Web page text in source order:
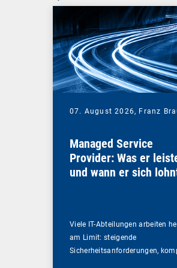
07. August 2026, Franz
Managed Service
Provider: Was er
und wann er sich
Viele IT-Abteilungen arbeiten
am Limit: steigende
Sicherheitsanforderungen,